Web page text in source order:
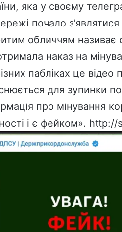
яка у своєму
почало з’являтися
обличчям називає
наказ на
пабліках це
для зупинки
про мінування
і є фейком». http://